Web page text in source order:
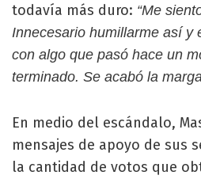
todavía más duro: “Me
Innecesario humillarme así y
con algo que pasó hace un
terminado. Se acabó la
En medio del escándalo,
mensajes de apoyo de sus
la cantidad de votos que